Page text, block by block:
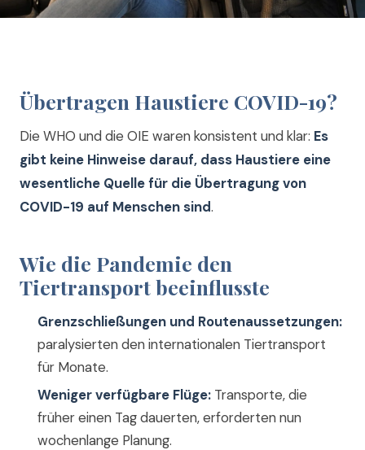
Übertragen Haustiere COVID-19?
Die WHO und die OIE waren konsistent und klar: Es
gibt keine Hinweise darauf, dass Haustiere eine
wesentliche Quelle für die Übertragung von
COVID-19 auf Menschen sind.
Wie die Pandemie den
Tiertransport beeinflusste
Grenzschließungen und Routenaussetzungen:
paralysierten den internationalen Tiertransport
für Monate.
Weniger verfügbare Flüge: Transporte, die
früher einen Tag dauerten, erforderten nun
wochenlange Planung.